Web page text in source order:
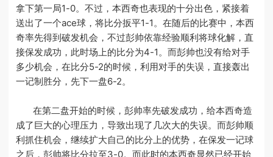
拿下第一局1-0。不过，本西奇也表现的十分出色，紧接着
送出了一个ace球，将比分扳平1-1。在随后的比赛中，本西
奇率先得到破发机会，不过彭帅依靠经验顺利将球化解，直
接保发成功，此时场上的比分为4-1。而彭帅也没有给对手
多少机会，在比分5-2的时候，利用对手的失误，直接轰出
一记制胜分，先下一盘6-2。
在第二盘开始的时候，彭帅率先破发成功，给本西奇造
成了巨大的心理压力，导致出现了几次大的失误。而彭帅顺
利抓住机会，继续扩大自己的比分上的优势，在保发一记球
之后，彭帅将比分拉至3-0。而此时的本西奇显然已经开始